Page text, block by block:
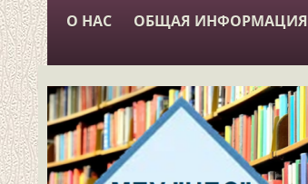
О НАС ОБЩАЯ ИНФОРМАЦИЯ